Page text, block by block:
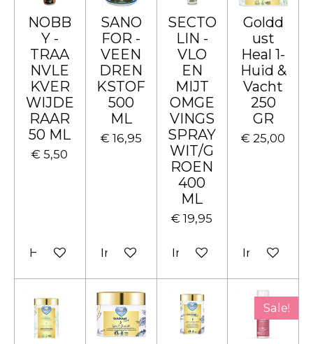
NOBB
Y -
TRAA
NVLE
KVER
WIJDE
RAAR
50 ML
€ 5,50
Houd mij op de hoogte
SANO
FOR -
VEEN
DREN
KSTOF
500
ML
€ 16,95
In winkelwagen
SECTO
LIN -
VLO
EN
MIJT
OMGE
VINGS
SPRAY
WIT/G
ROEN
400
ML
€ 19,95
In winkelwagen
Goldd
ust
Heal 1-
Huid &
Vacht
250
GR
€ 25,00
In
Sale!